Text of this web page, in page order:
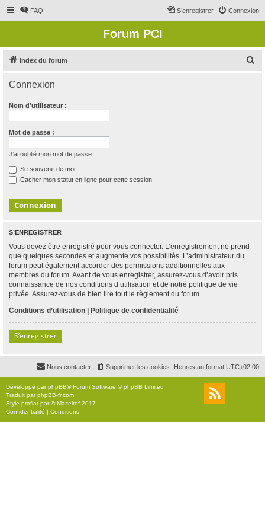
FAQ Connexion
S’enregistrer
Forum PCI
Index du forum
Connexion
Nom d’utilisateur :
Mot de passe :
J’ai oublié mon mot de passe
Se souvenir de moi
Cacher mon statut en ligne pour cette session
S’ENREGISTRER
Vous devez être enregistré pour vous connecter. L’enregistrement ne prend
que quelques secondes et augmente vos possibilités. L’administrateur du
forum peut également accorder des permissions additionnelles aux
membres du forum. Avant de vous enregistrer, assurez-vous d’avoir pris
connaissance de nos conditions d’utilisation et de notre politique de vie
privée. Assurez-vous de bien lire tout le règlement du forum.
Conditions d’utilisation | Politique de confidentialité
S’enregistrer
Heures au format UTC+02:00
Supprimer les cookies
Nous contacter
Développé parphpBB® Forum Software © phpBB Limited
Traduit parphpBB-fr.com
Style proflat par ©Mazeltof 2017
Confidentialité | Conditions